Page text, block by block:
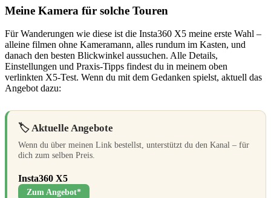
Meine Kamera für solche Touren
Für Wanderungen wie diese ist die Insta360 X5 meine erste Wahl –
alleine filmen ohne Kameramann, alles rundum im Kasten, und
danach den besten Blickwinkel aussuchen. Alle Details,
Einstellungen und Praxis-Tipps findest du in meinem oben
verlinkten X5-Test. Wenn du mit dem Gedanken spielst, aktuell das
Angebot dazu:
🏷️ Aktuelle Angebote
Wenn du über meinen Link bestellst, unterstützt du den Kanal – für
dich zum selben Preis.
Insta360 X5
Zum Angebot*